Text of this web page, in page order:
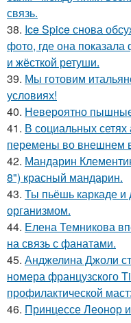
связь.
38. Ice Spice снова
фото, где она показала
и жёсткой ретуши.
39. Мы готовим
условиях!
40. Невероятно
41. В социальных
перемены во внешнем
42. Мандарин
8") красный мандарин.
43. Ты пьёшь каркаде и
организмом.
44. Елена Темникова
на связь с фанатами.
45. Анджелина Джоли
номера французского
профилактической
46. Принцессе Леонор